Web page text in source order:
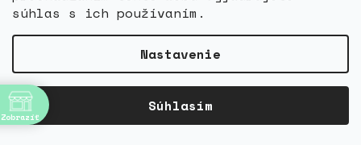
súhlas s ich používaním.
Nastavenie
Súhlasím
Falkland Islands 1972 / 0218-0219 / Strieborná svadba
**
Zobraziť